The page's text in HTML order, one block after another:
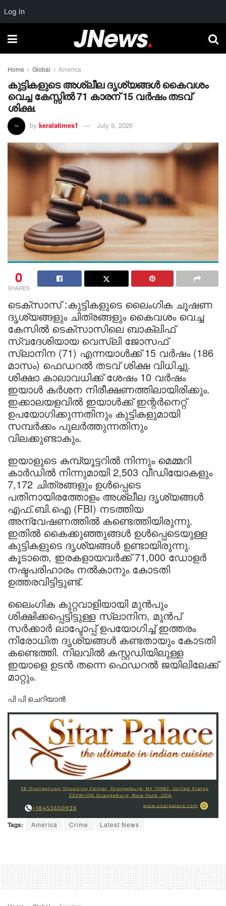
Home Global America
കുട്ടികളുടെ അശ്ലീല ദൃശ്യങ്ങൾ കൈവശം
വെച്ച കേസ്സിൽ 71 കാരന് 15 വർഷം തടവ്
ശിക്ഷ.
by keralatimes1 July 9, 2026
0
SHARES
ടെക്സാസ് :കുട്ടികളുടെ ലൈംഗിക ചൂഷണ
ദൃശ്യങ്ങളും ചിത്രങ്ങളും കൈവശം വെച്ച
കേസിൽ ടെക്സാസിലെ ബാക്ലിഫ്
സ്വദേശിയായ വെസ്‌ലി ജോസഫ്
സ്ലാനിന (71) എന്നയാൾക്ക് 15 വർഷം (186
മാസം) ഫെഡറൽ തടവ് ശിക്ഷ വിധിച്ചു.
ശിക്ഷാ കാലാവധിക്ക് ശേഷം 10 വർഷം
ഇയാൾ കർശന നിരീക്ഷണത്തിലായിരിക്കും.
ഇക്കാലയളവിൽ ഇയാൾക്ക് ഇന്റർനെറ്റ്
ഉപയോഗിക്കുന്നതിനും കുട്ടികളുമായി
സമ്പർക്കം പുലർത്തുന്നതിനും
വിലക്കുണ്ടാകും.
ഇയാളുടെ കമ്പ്യൂട്ടറിൽ നിന്നും മെമ്മറി
കാർഡിൽ നിന്നുമായി 2,503 വീഡിയോകളും
7,172 ചിത്രങ്ങളും ഉൾപ്പെടെ
പതിനായിരത്തോളം അശ്ലീല ദൃശ്യങ്ങൾ
എഫ്.ബി.ഐ (FBI) നടത്തിയ
അന്വേഷണത്തിൽ കണ്ടെത്തിയിരുന്നു.
ഇതിൽ കൈക്കുഞ്ഞുങ്ങൾ ഉൾപ്പെടെയുള്ള
കുട്ടികളുടെ ദൃശ്യങ്ങൾ ഉണ്ടായിരുന്നു.
കൂടാതെ, ഇരകളായവർക്ക് 71,000 ഡോളർ
നഷ്ടപരിഹാരം നൽകാനും കോടതി
ഉത്തരവിട്ടിട്ടുണ്ട്.
ലൈംഗിക കുറ്റവാളിയായി മുൻപും
ശിക്ഷിക്കപ്പെട്ടിട്ടുള്ള സ്ലാനിന, മുൻപ്
സർക്കാർ ലാപ്ടോപ്പ് ഉപയോഗിച്ച് ഇത്തരം
നിരോധിത ദൃശ്യങ്ങൾ കണ്ടതായും കോടതി
കണ്ടെത്തി. നിലവിൽ കസ്റ്റഡിയിലുള്ള
ഇയാളെ ഉടൻ തന്നെ ഫെഡറൽ ജയിലിലേക്ക്
മാറ്റും.
പി പി ചെറിയാൻ
Tags: America Crime Latest News
Log In